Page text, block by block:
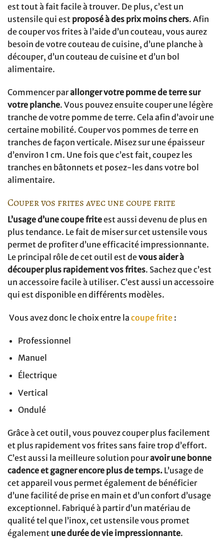
est tout à fait facile à trouver. De plus, c’est un
ustensile qui est proposé à des prix moins chers. Afin
de couper vos frites à l’aide d’un couteau, vous aurez
besoin de votre couteau de cuisine, d’une planche à
découper, d’un couteau de cuisine et d’un bol
alimentaire.
Commencer parallonger votre pomme de terre sur
votre planche. Vous pouvez ensuite couper une légère
tranche de votre pomme de terre. Cela afin d’avoir une
certaine mobilité. Couper vos pommes de terre en
tranches de façon verticale. Misez sur une épaisseur
d’environ 1 cm. Une fois que c’est fait, coupez les
tranches en bâtonnets et posez-les dans votre bol
alimentaire.
Couper vos frites avec une coupe frite
L’usage d’une coupe friteest aussi devenu de plus en
plus tendance. Le fait de miser sur cet ustensile vous
permet de profiter d’une efficacité impressionnante.
Le principal rôle de cet outil est devous aider à
découper plus rapidement vos frites. Sachez que c’est
un accessoire facile à utiliser. C’est aussi un accessoire
qui est disponible en différents modèles.
Vous avez donc le choix entre la coupe frite :
Professionnel
Manuel
Électrique
Vertical
Ondulé
Grâce à cet outil, vous pouvez couper plus facilement
et plus rapidement vos frites sans faire trop d’effort.
C’est aussi la meilleure solution pouravoir une bonne
cadence et gagner encore plus de temps. L’usage de
cet appareil vous permet également de bénéficier
d’une facilité de prise en main et d’un confort d’usage
exceptionnel. Fabriqué à partir d’un matériau de
qualité tel que l’inox, cet ustensile vous promet
également une durée de vie impressionnante.